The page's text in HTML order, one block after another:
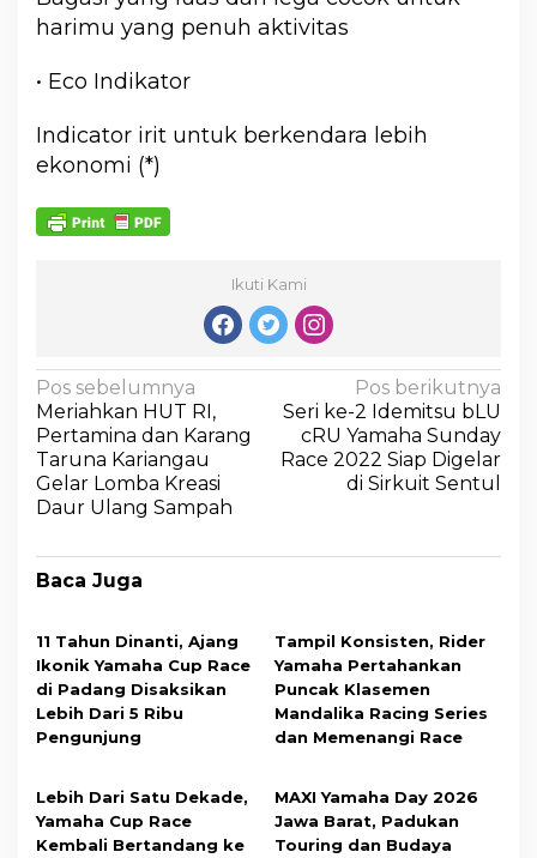
harimu yang penuh aktivitas
• Eco Indikator
Indicator irit untuk berkendara lebih
ekonomi (*)
Ikuti Kami
Pos sebelumnya
Meriahkan HUT RI,
Pertamina dan Karang
Taruna Kariangau
Gelar Lomba Kreasi
Daur Ulang Sampah
Pos berikutnya
Seri ke-2 Idemitsu bLU
cRU Yamaha Sunday
Race 2022 Siap Digelar
di Sirkuit Sentul
Baca Juga
11 Tahun Dinanti, Ajang
Ikonik Yamaha Cup Race
di Padang Disaksikan
Lebih Dari 5 Ribu
Pengunjung
Tampil Konsisten, Rider
Yamaha Pertahankan
Puncak Klasemen
Mandalika Racing Series
dan Memenangi Race
Lebih Dari Satu Dekade,
Yamaha Cup Race
Kembali Bertandang ke
MAXI Yamaha Day 2026
Jawa Barat, Padukan
Touring dan Budaya